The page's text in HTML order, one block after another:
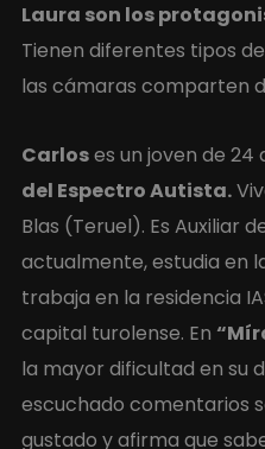
Laura son los
Tienen diferentes tipos
las cámaras comparten
Carloses un joven de 24
del Espectro Autista.
Blas (Teruel). Es Auxiliar
actualmente, estudia en
trabaja en la residencia
capital turolense. En
la mayor dificultad en su
escuchado comentarios
gustado y afirma que